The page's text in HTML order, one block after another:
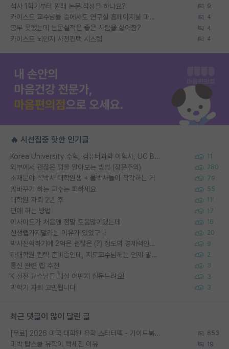
석사 1학기부터 원래 논문 작성을 하나요? 9
카이스트 교수님들 중에서도 연구실 홈페이지를 마련 안 하신 분들이 계시던데 4
공부 못했는데 논문실적은 좋은 사람을 싫어함? 4
카이스트 뇌인지 사전컨택 시스템 4
🔥 시선집중 핫한 인기글
Korea University 수학, 컴퓨터과학 이학사, UC Berkeley 산업공학 대학원 공학박사가 되는 것은 쉽지 않겠죠? 11
외부에서 괜찮은 랩을 알아보는 방법 (장문주의) 280
소재분야 석박사 대학원생 + 물박사들이 착각하는 거 79
말바꾸기 하는 교수는 피하세요 55
대학원 자퇴 2년 후 111
편애 하는 방법 17
이사이트가 처음엔 정말 도움많이됐는데 16
신생랩가지말라는 이유가 있었구나 20
박사진학하기에 2억은 괜찮은 (?) 정도의 경제력인가요 9
타대학원 컨텍 준비중인데, 지도교수님께는 언제 말씀드려야 할까요? 2
통신 관련 랩 추천 3
K 전전 교수님들 랩실 어떤지 질문드려요! 3
막학기 자퇴 고민됩니다 3
최근 댓글이 많이 달린 글
[무료] 2026 미국 대학원 유학 스타터팩 - 가이드북 & 합격자 컨택메일 템플릿 653
미박 탑스쿨 유학이 빡세진 이유 19